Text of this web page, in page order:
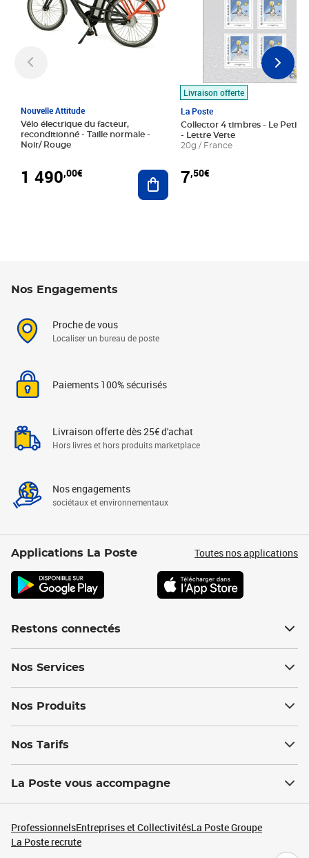
Nouvelle Attitude
Vélo électrique du facteur,
reconditionné - Taille normale -
Noir/ Rouge
1 490,00€ Ajouter au panier
Livraison offerte
La Poste
Collector 4 timbres - Le Petit
- Lettre Verte
20g / France
7,50€
Nos Engagements
Proche de vous
Localiser un bureau de poste
Paiements 100% sécurisés
Livraison offerte dès 25€ d'achat
Hors livres et hors produits marketplace
Nos engagements
sociétaux et environnementaux
Applications La Poste Toutes nos applications
Restons connectés
Nos Services
Nos Produits
Nos Tarifs
La Poste vous accompagne
ProfessionnelsEntreprises et CollectivitésLa Poste Groupe
La Poste recrute